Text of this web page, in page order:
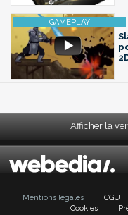
Afficher la
Mentions légales CGU
Cookies